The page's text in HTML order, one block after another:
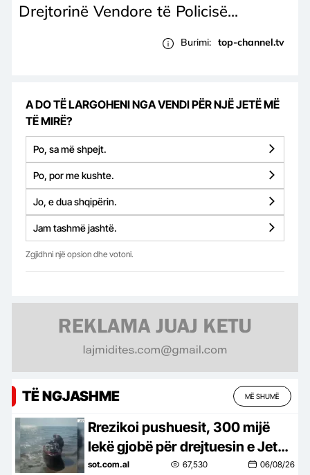
Drejtorinë Vendore të Policisë...
Burimi: top-channel.tv
A DO TË LARGOHENI NGA VENDI PËR NJË JETË MË
TË MIRË?
Po, sa më shpejt.
Po, por me kushte.
Jo, e dua shqipërin.
Jam tashmë jashtë.
Zgjidhni një opsion dhe votoni.
TË NGJASHME MË SHUMË
Rrezikoi pushuesit, 300 mijë
lekë gjobë për drejtuesin e Jet
Ski në Zvërnec
sot.com.al 67,530 06/08/26